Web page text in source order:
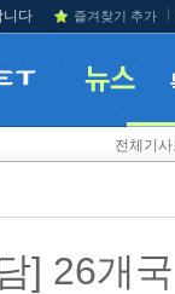
니다 즐겨찾기 추가
전체기사
] 26개